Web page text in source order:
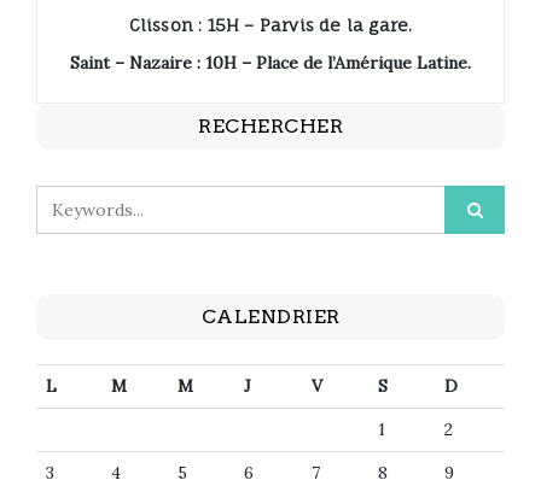
Clisson : 15H – Parvis de la gare.
Saint – Nazaire : 10H – Place de l’Amérique Latine.
RECHERCHER
CALENDRIER
L M M J V S
D
1
2
3
4 5 6 7 8
9